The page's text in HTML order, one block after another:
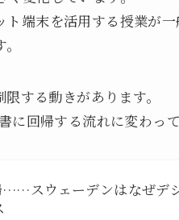
端末を活用する授業が一
する動きがあります。
回帰する流れに変わって
スウェーデンはなぜデ